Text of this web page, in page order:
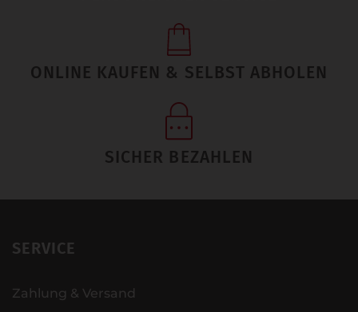
ONLINE KAUFEN & SELBST ABHOLEN
SICHER BEZAHLEN
SERVICE
Zahlung & Versand